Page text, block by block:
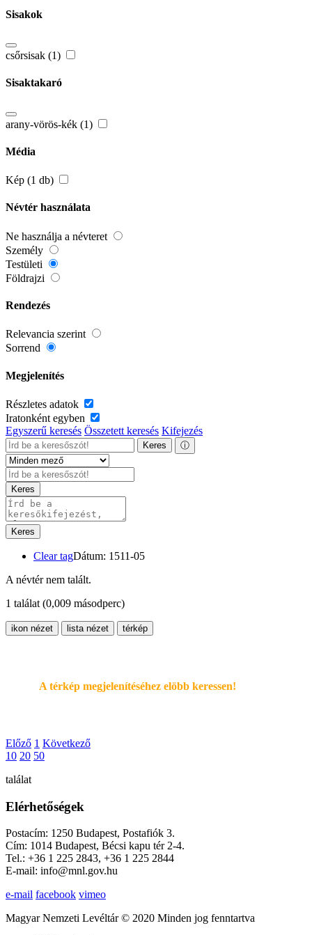
Sisakok
csőrsisak (1)
Sisaktakaró
arany-vörös-kék (1)
Média
Kép (1 db)
Névtér használata
Ne használja a névteret
Személy
Testületi
Földrajzi
Rendezés
Relevancia szerint
Sorrend
Megjelenítés
Részletes adatok
Iratonként egyben
Egyszerű keresés Összetett keresés Kifejezés
Keres ⓘ
Keres
Keres
Clear tagDátum: 1511-05
A névtér nem talált.
1 találat (0,009 másodperc)
ikon nézet lista nézet térkép
A térkép megjelenítéséhez elöbb keressen!
Előző 1 Következő
10 20 50
találat
Elérhetőségek
Postacím: 1250 Budapest, Postafiók 3.
Cím: 1014 Budapest, Bécsi kapu tér 2-4.
Tel.: +36 1 225 2843, +36 1 225 2844
E-mail: info@mnl.gov.hu
e-mail facebook vimeo
Magyar Nemzeti Levéltár © 2020 Minden jog fenntartva